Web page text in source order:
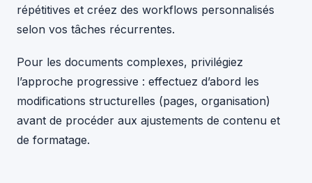
répétitives et créez des workflows personnalisés
selon vos tâches récurrentes.
Pour les documents complexes, privilégiez
l’approche progressive : effectuez d’abord les
modifications structurelles (pages, organisation)
avant de procéder aux ajustements de contenu et
de formatage.